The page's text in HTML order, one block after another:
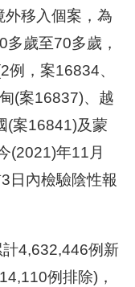
移入個案，為
歲至70多歲，
，案16834、
(案16837)、越
(案16841)及蒙
(2021)年11月
日內檢驗陰性報
4,632,446例新
例排除)，